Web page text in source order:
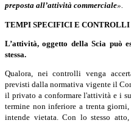
preposta all’attività commerciale».
TEMPI SPECIFICI E CONTROLLI
L’attività, oggetto della Scia può
stessa.
Qualora, nei controlli venga
previsti dalla normativa vigente il
il privato a conformare l'attività e i
termine non inferiore a trenta
intende vietata.Con lo stesso